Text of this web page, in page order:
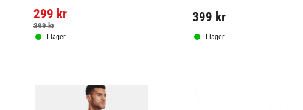
träning, som rashguard röd färg.
299 kr
399kr
I lager
399 kr
I lager